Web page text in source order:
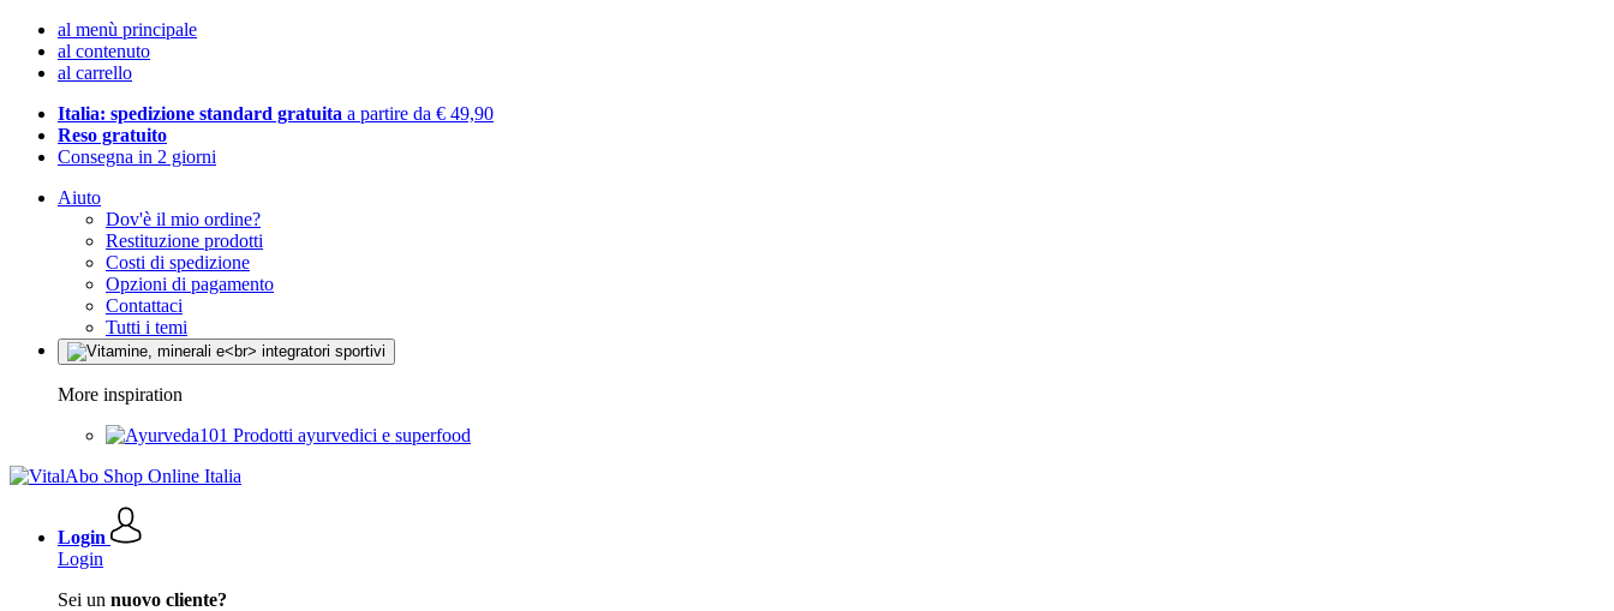
al menù principale
al contenuto
al carrello
Italia: spedizione standard gratuita a partire da € 49,90
Reso gratuito
Consegna in 2 giorni
Aiuto
Dov'è il mio ordine?
Restituzione prodotti
Costi di spedizione
Opzioni di pagamento
Contattaci
Tutti i temi
More inspiration
Prodotti ayurvedici e superfood
Login
Login
Sei un nuovo cliente?